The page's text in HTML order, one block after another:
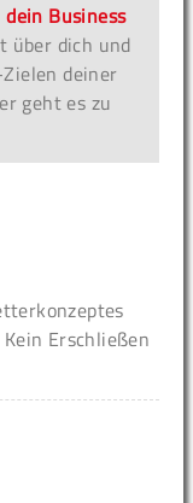
dein Business
über dich und
deiner
geht es zu
Erschließen